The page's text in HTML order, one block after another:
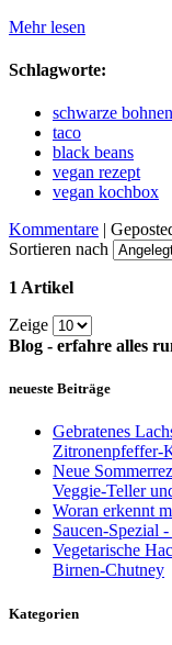
Mehr lesen
Schlagworte:
schwarze bohnen
taco
black beans
vegan rezept
vegan kochbox
Kommentare |
Sortieren nach
1 Artikel
Zeige
Blog - erfahre alles
neueste Beiträge
Gebratenes
Zitronenpfeffer-
Neue
Veggie-Teller
Woran erkennt
Saucen-Spezial
Vegetarische
Birnen-Chutney
Kategorien